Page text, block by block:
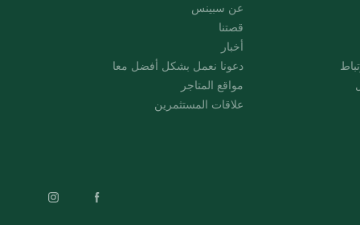
عن سبينس
قصتنا
أخبار
دعونا نعمل بشكل أفضل معا
مواقع المتاجر
علاقات المستثمرين